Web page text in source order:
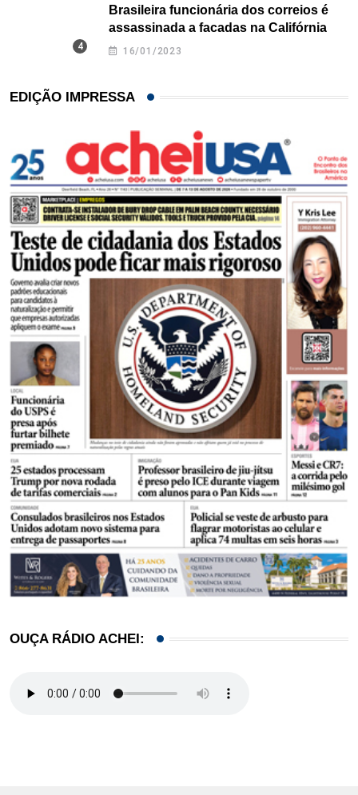
Brasileira funcionária dos correios é
assassinada a facadas na Califórnia
16/01/2023
EDIÇÃO IMPRESSA
OUÇA RÁDIO ACHEI: